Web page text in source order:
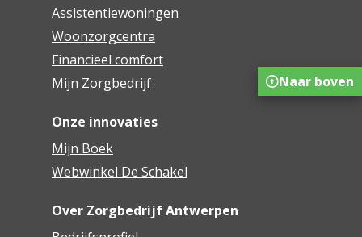
Assistentiewoningen
Woonzorgcentra
Financieel comfort
Mijn Zorgbedrijf
Onze innovaties
Mijn Boek
Webwinkel De Schakel
Over Zorgbedrijf Antwerpen
Naar boven